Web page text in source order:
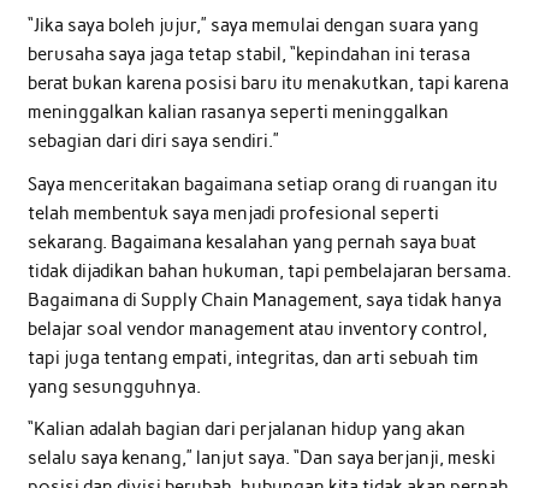
“Jika saya boleh jujur,” saya memulai dengan suara yang
berusaha saya jaga tetap stabil, “kepindahan ini terasa
berat bukan karena posisi baru itu menakutkan, tapi karena
meninggalkan kalian rasanya seperti meninggalkan
sebagian dari diri saya sendiri.”
Saya menceritakan bagaimana setiap orang di ruangan itu
telah membentuk saya menjadi profesional seperti
sekarang. Bagaimana kesalahan yang pernah saya buat
tidak dijadikan bahan hukuman, tapi pembelajaran bersama.
Bagaimana di Supply Chain Management, saya tidak hanya
belajar soal vendor management atau inventory control,
tapi juga tentang empati, integritas, dan arti sebuah tim
yang sesungguhnya.
“Kalian adalah bagian dari perjalanan hidup yang akan
selalu saya kenang,” lanjut saya. “Dan saya berjanji, meski